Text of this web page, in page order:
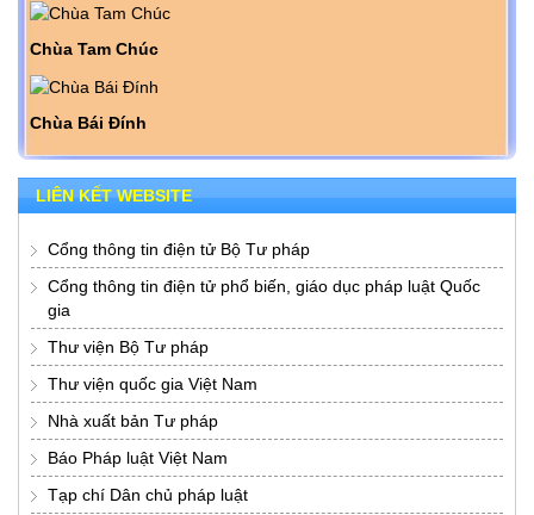
Chùa Tam Chúc
Chùa Bái Đính
LIÊN KẾT WEBSITE
Cổng thông tin điện tử Bộ Tư pháp
Cổng thông tin điện tử phổ biến, giáo dục pháp luật Quốc
gia
Thư viện Bộ Tư pháp
Thư viện quốc gia Việt Nam
Nhà xuất bản Tư pháp
Báo Pháp luật Việt Nam
Tạp chí Dân chủ pháp luật